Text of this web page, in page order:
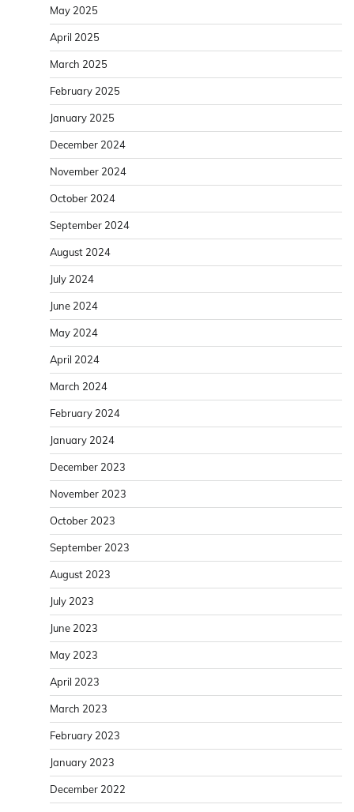
May 2025
April 2025
March 2025
February 2025
January 2025
December 2024
November 2024
October 2024
September 2024
August 2024
July 2024
June 2024
May 2024
April 2024
March 2024
February 2024
January 2024
December 2023
November 2023
October 2023
September 2023
August 2023
July 2023
June 2023
May 2023
April 2023
March 2023
February 2023
January 2023
December 2022